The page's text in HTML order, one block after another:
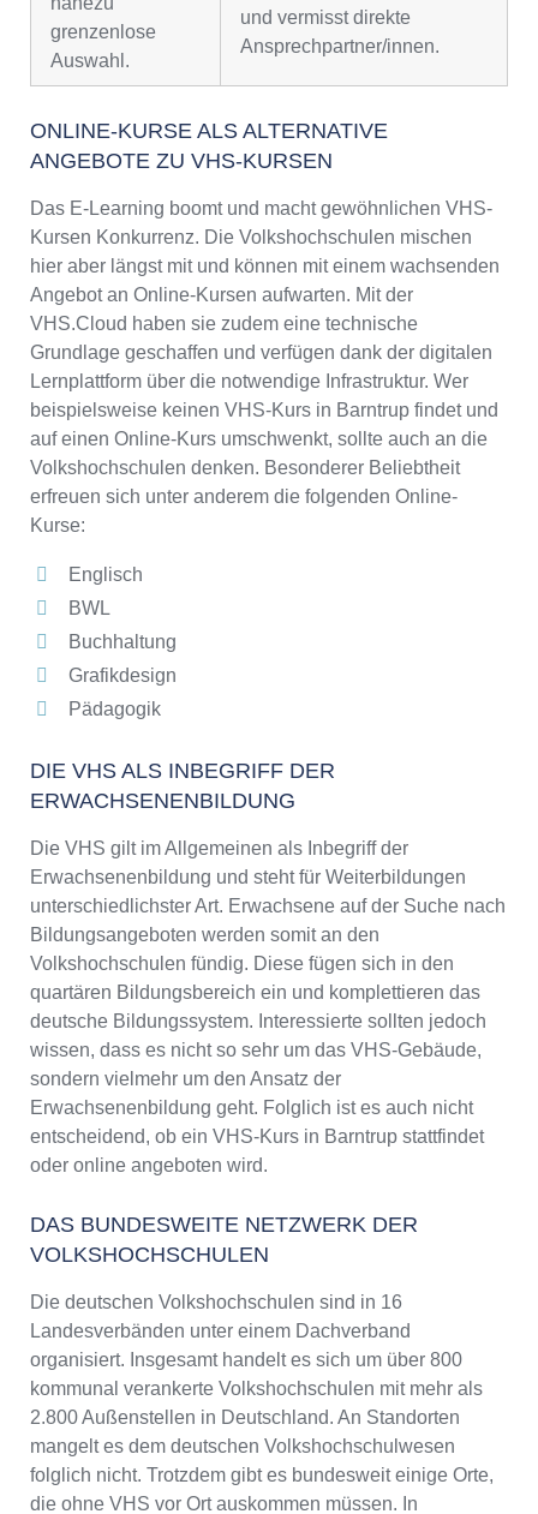
grenzenlose
Auswahl.
und vermisst direkte
Ansprechpartner/innen.
ONLINE-KURSE ALS ALTERNATIVE
ANGEBOTE ZU VHS-KURSEN
Das E-Learning boomt und macht gewöhnlichen VHS-
Kursen Konkurrenz. Die Volkshochschulen mischen
hier aber längst mit und können mit einem wachsenden
Angebot an Online-Kursen aufwarten. Mit der
VHS.Cloud haben sie zudem eine technische
Grundlage geschaffen und verfügen dank der digitalen
Lernplattform über die notwendige Infrastruktur. Wer
beispielsweise keinen VHS-Kurs in Barntrup findet und
auf einen Online-Kurs umschwenkt, sollte auch an die
Volkshochschulen denken. Besonderer Beliebtheit
erfreuen sich unter anderem die folgenden Online-
Kurse:
Englisch
BWL
Buchhaltung
Grafikdesign
Pädagogik
DIE VHS ALS INBEGRIFF DER
ERWACHSENENBILDUNG
Die VHS gilt im Allgemeinen als Inbegriff der
Erwachsenenbildung und steht für Weiterbildungen
unterschiedlichster Art. Erwachsene auf der Suche nach
Bildungsangeboten werden somit an den
Volkshochschulen fündig. Diese fügen sich in den
quartären Bildungsbereich ein und komplettieren das
deutsche Bildungssystem. Interessierte sollten jedoch
wissen, dass es nicht so sehr um das VHS-Gebäude,
sondern vielmehr um den Ansatz der
Erwachsenenbildung geht. Folglich ist es auch nicht
entscheidend, ob ein VHS-Kurs in Barntrup stattfindet
oder online angeboten wird.
DAS BUNDESWEITE NETZWERK DER
VOLKSHOCHSCHULEN
Die deutschen Volkshochschulen sind in 16
Landesverbänden unter einem Dachverband
organisiert. Insgesamt handelt es sich um über 800
kommunal verankerte Volkshochschulen mit mehr als
2.800 Außenstellen in Deutschland. An Standorten
mangelt es dem deutschen Volkshochschulwesen
folglich nicht. Trotzdem gibt es bundesweit einige Orte,
die ohne VHS vor Ort auskommen müssen. In